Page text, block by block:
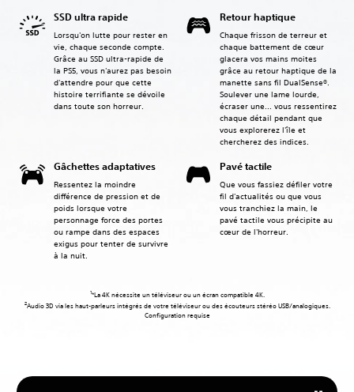
SSD ultra rapide
Lorsqu'on lutte pour rester en
vie, chaque seconde compte.
Grâce au SSD ultra-rapide de
la PS5, vous n'aurez pas besoin
d'attendre pour que cette
histoire terrifiante se dévoile
dans toute son horreur.
Retour haptique
Chaque frisson de terreur et
chaque battement de cœur
glacera vos mains moites
grâce au retour haptique de la
manette sans fil DualSense®.
Soulever une lame lourde,
écraser une... vous ressentirez
chaque détail pendant que
vous explorerez l'île et
chercherez des indices.
Gâchettes adaptatives
Ressentez la moindre
différence de pression et de
poids lorsque votre
personnage force des portes
ou rampe dans des espaces
exigus pour tenter de survivre
à la nuit.
Pavé tactile
Que vous fassiez défiler votre
fil d'actualités ou que vous
vous tranchiez la main, le
pavé tactile vous précipite au
cœur de l'horreur.
1*La 4K nécessite un téléviseur ou un écran compatible 4K.
2Audio 3D via les haut-parleurs intégrés de votre téléviseur ou des écouteurs stéréo USB/analogiques.
Configuration requise